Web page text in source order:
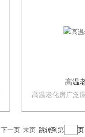
高温
高温老化房广泛
品、电源供应器
一般大型老化房
式、移动式、整
下一页 末页 跳转到第 页